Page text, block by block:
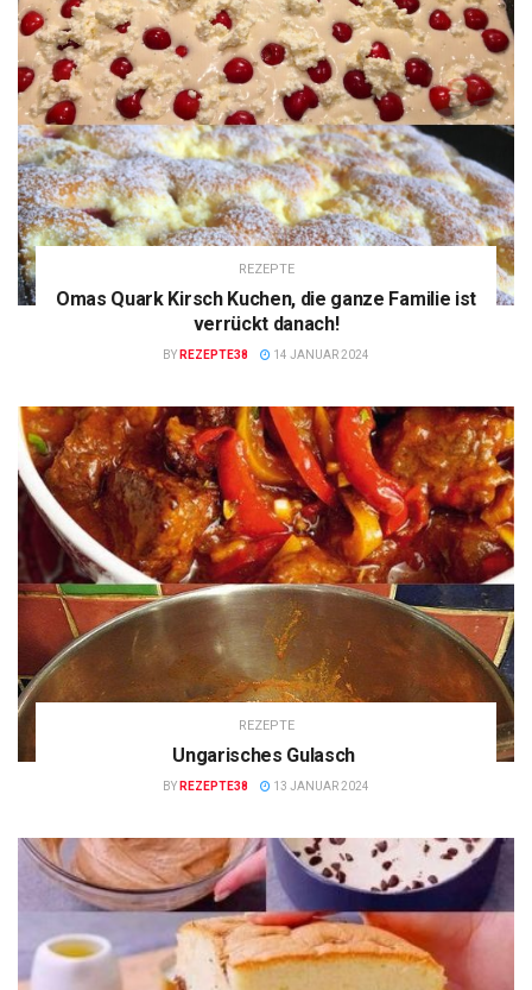
REZEPTE
Omas Quark Kirsch Kuchen, die ganze Familie ist
verrückt danach!
BY REZEPTE38 14 JANUAR 2024
REZEPTE
Ungarisches Gulasch
BY REZEPTE38 13 JANUAR 2024